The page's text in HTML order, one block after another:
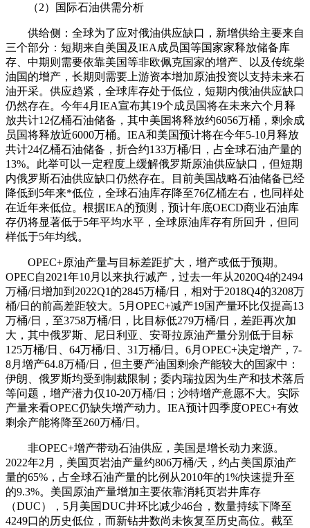
（2）国际石油供需分析
供给侧：全球为了应对俄油供应缺口，新增供给主要来自
三个部分：短期来自美国及IEA成员国等国家家释放储备库
存、中期则需要依靠美国等非欧佩克国家的增产、以及传统柴
油国的增产，长期则需要上游资本增加原油投资以支持未来石
油开采。供应趋紧，全球库存处于低位，短期内俄油供应缺口
仍然存在。今年4月IEA宣布其19个成员国将在未来六个月释
放共计12亿桶石油储备，其中美国将释放约6056万桶，剩余成
员国将释放近6000万桶。IEA和美国预计将在今年5-10月释放
共计24亿桶石油储备，折合约133万桶/日，占全球石油产量的
13%。此举可以一定程度上缓解俄罗斯原油供应缺口，但短期
内俄罗斯石油供应缺口仍然存在。目前美国战略石油储备已经
降低到5年来*低位，全球石油库存降至76亿桶左右，也同样处
在近年来低位。根据IEA的预测，预计年底OECD商业石油库
存仍将显著低于5年平均水平，全球原油库存有所回升，但同
样低于5年均线。
OPEC+原油产量与目标差距扩大，增产或低于预期。
OPEC自2021年10月以来执行减产，过去一年从2020Q4的2494
万桶/日增加到2022Q1的2845万桶/日，相对于2018Q4的3208万
桶/日的前高差距较大。5月OPEC+减产19国产量环比仅提高13
万桶/日，至3758万桶/日，比目标低279万桶/日，差距再次加
大，其中俄罗斯、尼日利亚、安哥拉原油产量分别低于目标
125万桶/日、64万桶/日、31万桶/日。6月OPEC+决定增产，7-
8月增产64.8万桶/日，但主要产油国剩余产能较大的国家中：
伊朗、俄罗斯均受到制裁限制；委内瑞拉因为生产和技术落后
等问题，增产潜力仅10-20万桶/日；沙特增产意愿不大。实际
产量来看OPEC仍缺失增产动力。IEA预计四季度OPEC+有效
剩余产能将降至260万桶/日。
非OPEC+增产带动石油供应，美国是增长动力来源。
2022年2月，美国页岩油产量约806万桶/天，约占美国原油产
量的65%，占全球石油产量的比例从2010年的1%快速提升至
的9.3%。美国原油产量增加主要依靠消耗页岩井库存
（DUC），5月美国DUC井环比减少46台，数量持续下降至
4249口的历史低位，而新钻井数尚未恢复至历史高位。截至